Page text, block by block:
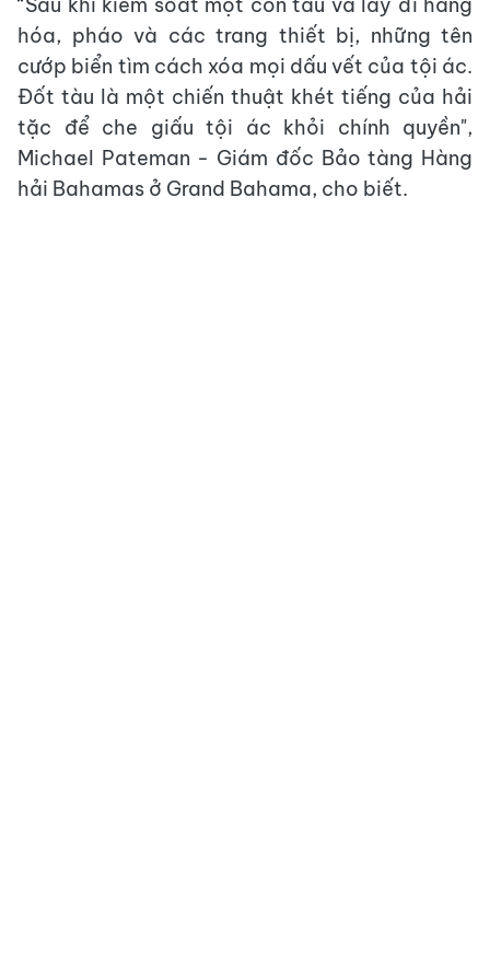
hóa, pháo và các trang thiết bị, những tên
cướp biển tìm cách xóa mọi dấu vết của tội ác.
Đốt tàu là một chiến thuật khét tiếng của hải
tặc để che giấu tội ác khỏi chính quyền",
Michael Pateman - Giám đốc Bảo tàng Hàng
hải Bahamas ở Grand Bahama, cho biết.